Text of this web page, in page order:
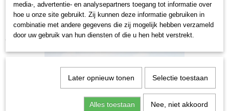
Ook interessant
media-, advertentie- en analysepartners toegang tot informatie over
hoe u onze site gebruikt. Zij kunnen deze informatie gebruiken in
combinatie met andere gegevens die zij mogelijk hebben verzameld
door uw gebruik van hun diensten of die u hen hebt verstrekt.
Later opnieuw tonen Selectie toestaan
Alles toestaan Nee, niet akkoord